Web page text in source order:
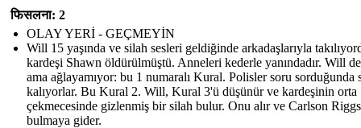
फिसलना: 2
OLAY YERİ - GEÇMEYİN
Will 15 yaşında ve silah sesleri geldiğinde arkadaşlarıyla
kardeşi Shawn öldürülmüştü. Anneleri kederle yanındadır. Will
ama ağlayamıyor: bu 1 numaralı Kural. Polisler soru sorduğunda
kalıyorlar. Bu Kural 2. Will, Kural 3'ü düşünür ve kardeşinin orta
çekmecesinde gizlenmiş bir silah bulur. Onu alır ve Carlson
bulmaya gider.